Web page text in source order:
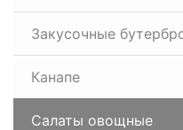
Закусочные
Канапе
Салаты овощные